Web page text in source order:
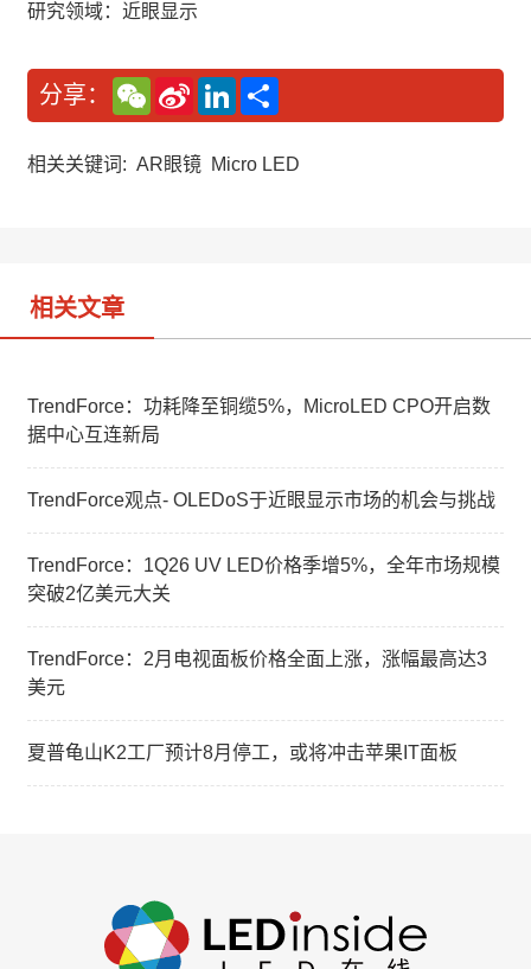
研究领域：近眼显示
分享：
W
e
C
a
S
n
W
L
n
e
相关关键词: AR眼镜 Micro LED
相关文章
TrendForce：功耗降至铜缆5%，MicroLED CPO开启数
据中心互连新局
TrendForce观点- OLEDoS于近眼显示市场的机会与挑战
TrendForce：1Q26 UV LED价格季增5%，全年市场规模
突破2亿美元大关
TrendForce：2月电视面板价格全面上涨，涨幅最高达3
美元
夏普龟山K2工厂预计8月停工，或将冲击苹果IT面板